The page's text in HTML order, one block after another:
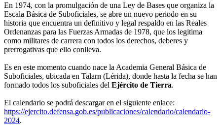
En 1974, con la promulgación de una Ley de Bases que organiza la
Escala Básica de Suboficiales, se abre un nuevo periodo en su
historia que encuentra un definitivo y legal respaldo en las Reales
Ordenanzas para las Fuerzas Armadas de 1978, que los legitima
como militares de carrera con todos los derechos, deberes y
prerrogativas que ello conlleva.
Es en este momento cuando nace la Academia General Básica de
Suboficiales, ubicada en Talarn (Lérida), donde hasta la fecha se han
formado todos los suboficiales del Ejército de Tierra.
El calendario se podrá descargar en el siguiente enlace:
https://ejercito.defensa.gob.es/publicaciones/calendario/calendario-
2024.